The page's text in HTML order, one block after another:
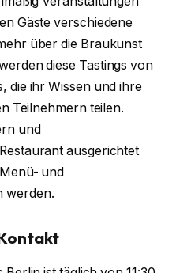
Gäste verschiedene
über die Braukunst
diese Tastings von
die ihr Wissen und ihre
Teilnehmern teilen.
und
ausgerichtet
und
werden.